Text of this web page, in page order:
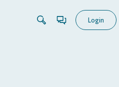
Login